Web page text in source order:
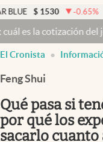
Economía y Política
Finanzas y Mercados
Mercados Online
Negocios
Columnistas
Otras secciones
-0.65%
6 de agosto
El Cronista
Feng Shui
Qué pasa si
por qué los
sacarlo cuanto